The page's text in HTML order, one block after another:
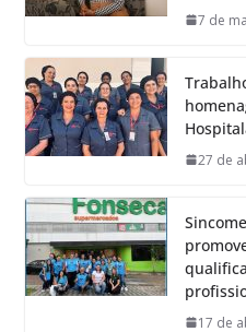
7 de
27 de
17 de